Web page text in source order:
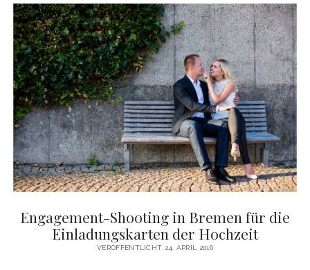
Engagement-Shooting in Bremen für die
Einladungskarten der Hochzeit
VERÖFFENTLICHT 24. APRIL 2016